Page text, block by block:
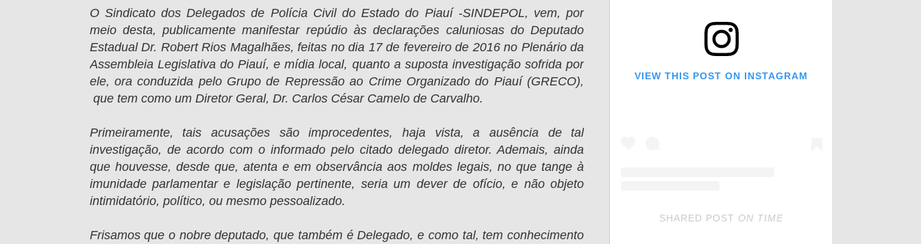
O Sindicato dos Delegados de Polícia Civil do Estado do Piauí -SINDEPOL, vem, por
meio desta, publicamente manifestar repúdio às declarações caluniosas do Deputado
Estadual Dr. Robert Rios Magalhães, feitas no dia 17 de fevereiro de 2016 no Plenário da
Assembleia Legislativa do Piauí, e mídia local, quanto a suposta investigação sofrida por
ele, ora conduzida pelo Grupo de Repressão ao Crime Organizado do Piauí (GRECO),
que tem como um Diretor Geral, Dr. Carlos César Camelo de Carvalho.
Primeiramente, tais acusações são improcedentes, haja vista, a ausência de tal
investigação, de acordo com o informado pelo citado delegado diretor. Ademais, ainda
que houvesse, desde que, atenta e em observância aos moldes legais, no que tange à
imunidade parlamentar e legislação pertinente, seria um dever de ofício, e não objeto
intimidatório, político, ou mesmo pessoalizado.
Frisamos que o nobre deputado, que também é Delegado, e como tal, tem conhecimento
VIEW THIS POST ON INSTAGRAM
SHARED POST ON TIME